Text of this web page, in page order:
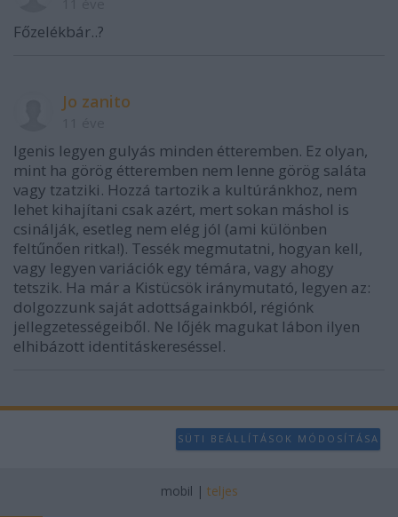
Főzelékbár..?
Jo zanito
Igenis legyen gulyás minden étteremben. Ez olyan,
mint ha görög étteremben nem lenne görög saláta
vagy tzatziki. Hozzá tartozik a kultúránkhoz, nem
lehet kihajítani csak azért, mert sokan máshol is
csinálják, esetleg nem elég jól (ami különben
feltűnően ritka!). Tessék megmutatni, hogyan kell,
vagy legyen variációk egy témára, vagy ahogy
tetszik. Ha már a Kistücsök iránymutató, legyen az:
dolgozzunk saját adottságainkból, régiónk
jellegzetességeiből. Ne lőjék magukat lábon ilyen
elhibázott identitáskereséssel.
SÜTI BEÁLLÍTÁSOK MÓDOSÍTÁSA
mobil | teljes